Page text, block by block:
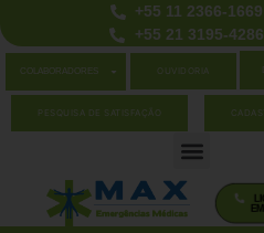
+55 11 2366-1669
+55 21 3195-4286
COLABORADORES OUVIDORIA
PESQUISA DE SATISFAÇÃO